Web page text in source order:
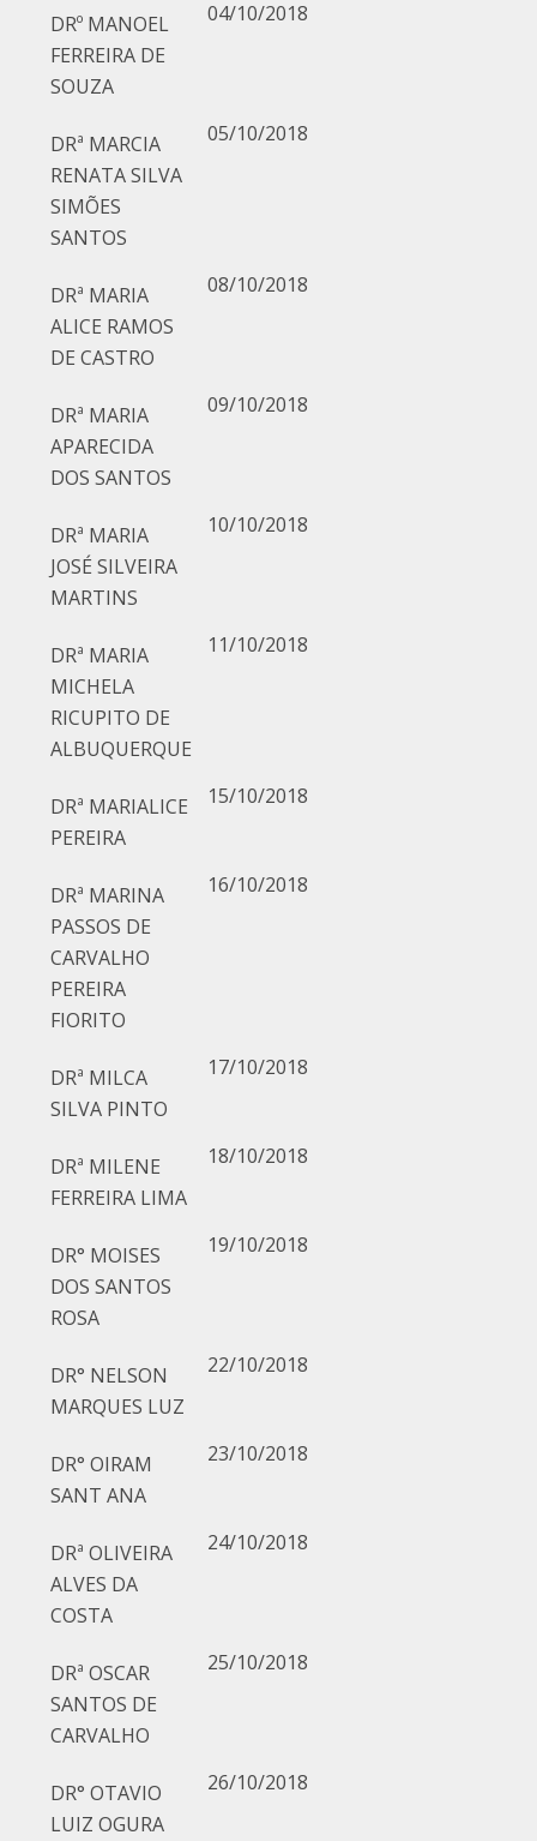
DRº MANOEL
FERREIRA DE
SOUZA
04/10/2018
DRª MARCIA
RENATA SILVA
SIMÕES
SANTOS
05/10/2018
DRª MARIA
ALICE RAMOS
DE CASTRO
08/10/2018
DRª MARIA
APARECIDA
DOS SANTOS
09/10/2018
DRª MARIA
JOSÉ SILVEIRA
MARTINS
10/10/2018
DRª MARIA
MICHELA
RICUPITO DE
ALBUQUERQUE
11/10/2018
DRª MARIALICE
PEREIRA
15/10/2018
DRª MARINA
PASSOS DE
CARVALHO
PEREIRA
FIORITO
16/10/2018
DRª MILCA
SILVA PINTO
17/10/2018
DRª MILENE
FERREIRA LIMA
18/10/2018
DR° MOISES
DOS SANTOS
ROSA
19/10/2018
DR° NELSON
MARQUES LUZ
22/10/2018
DR° OIRAM
SANT ANA
23/10/2018
DRª OLIVEIRA
ALVES DA
COSTA
24/10/2018
DRª OSCAR
SANTOS DE
CARVALHO
25/10/2018
DR° OTAVIO
LUIZ OGURA
26/10/2018